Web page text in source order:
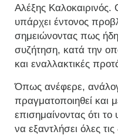
Αλέξης
υπάρχει έντονος
σημειώνοντας πως
συζήτηση, κατά την
και εναλλακτικές
Όπως ανέφερε,
πραγματοποιηθεί και
επισημαίνοντας ότι το
να εξαντλήσει όλες